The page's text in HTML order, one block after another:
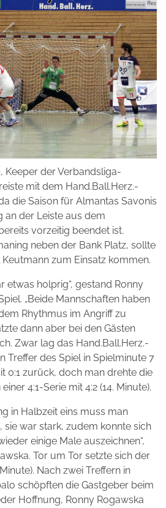
Keeper der Verbandsliga-
mit dem Hand.Ball.Herz.-
die Saison für Almantas Savonis
an der Leiste aus dem
vorzeitig beendet ist.
neben der Bank Platz, sollte
zum Einsatz kommen.
etwas holprig“, gestand Ronny
„Beide Mannschaften haben
Rhythmus im Angriff zu
dann aber bei den Gästen
Zwar lag das Hand.Ball.Herz.-
Treffer des Spiel in Spielminute 7
0:1 zurück, doch man drehte die
4:1-Serie mit 4:2 (14. Minute).
in Halbzeit eins muss man
sie war stark, zudem konnte sich
einige Male auszeichnen“,
Tor um Tor setzte sich der
Nach zwei Treffern in
schöpften die Gastgeber beim
Hoffnung, Ronny Rogawska